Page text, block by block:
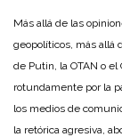
Más allá de las
geopolíticos, más allá
de Putin, la OTAN o
rotundamente por la
los medios de
la retórica agresiva,